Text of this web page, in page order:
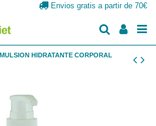
Envios gratis a partir de 70€
HIDRATANTE CORPORAL